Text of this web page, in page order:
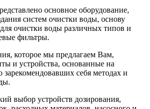
основное оборудование,
систем очистки воды, основу
очистки воды различных типов и
фильтры.
которое мы предлагаем Вам,
и устройства, основанные на
себя методах и
выбор устройств дозирования,